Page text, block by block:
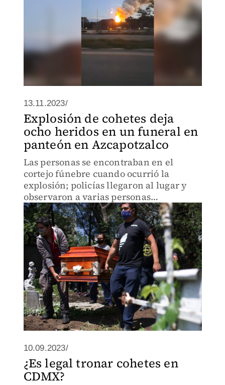
13.11.2023/
Explosión de cohetes deja
ocho heridos en un funeral en
panteón en Azcapotzalco
Las personas se encontraban en el
cortejo fúnebre cuando ocurrió la
explosión; policías llegaron al lugar y
observaron a varias personas
lesionadas.
10.09.2023/
¿Es legal tronar cohetes en
CDMX?